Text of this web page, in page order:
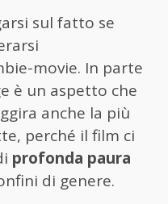
sul fatto se
movie. In parte
è un aspetto che
anche la più
perché il film ci
profonda paura
di genere.